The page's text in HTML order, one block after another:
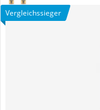
Vergleichssieger